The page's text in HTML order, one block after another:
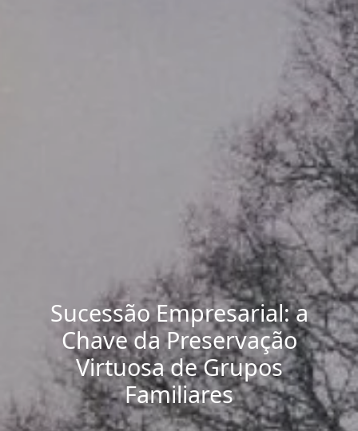
Sucessão Empresarial: a
Chave da Preservação
Virtuosa de Grupos
Familiares